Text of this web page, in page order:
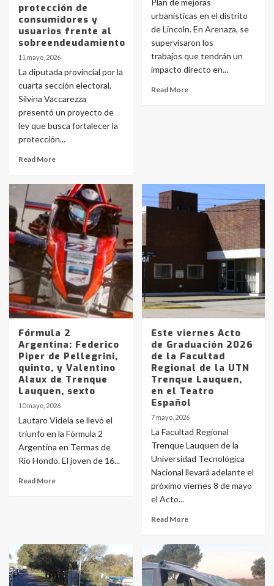
protección de
consumidores y
usuarios frente al
sobreendeudamiento
11 mayo, 2026
La diputada provincial por la
cuarta sección electoral,
Silvina Vaccarezza
presentó un proyecto de
ley que busca fortalecer la
protección...
Read More
Plan de mejoras
urbanísticas en el distrito
de Lincoln. En Arenaza, se
supervisaron los
trabajos que tendrán un
impacto directo en...
Read More
Fórmula 2
Argentina: Federico
Piper de Pellegrini,
quinto, y Valentino
Alaux de Trenque
Lauquen, sexto
10 mayo, 2026
Lautaro Videla se llevó el
triunfo en la Fórmula 2
Argentina en Termas de
Río Hondo. El joven de 16...
Read More
Este viernes Acto
de Graduación 2026
de la Facultad
Regional de la UTN
Trenque Lauquen,
en el Teatro
Español
7 mayo, 2026
La Facultad Regional
Trenque Lauquen de la
Universidad Tecnológica
Nacional llevará adelante el
próximo viernes 8 de mayo
el Acto...
Read More